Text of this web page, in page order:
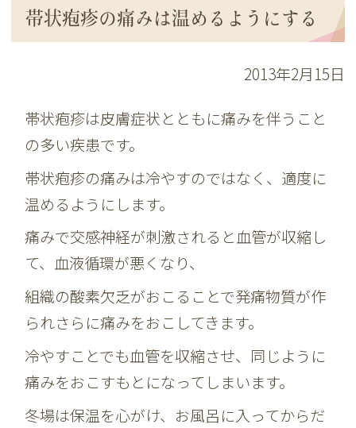
帯状疱疹の痛みは温めるようにする
2013年2月15日
帯状疱疹は皮膚症状とともに痛みを伴うこと
の多い疾患です。
帯状疱疹の痛みは冷やすのではなく、適度に
温めるようにします。
痛みで交感神経が刺激されると血管が収縮し
て、血液循環が悪くなり、
組織の酸素欠乏がおこることで発痛物質が作
られさらに痛みをおこしてきます。
冷やすことでも血管を収縮させ、同じように
痛みをおこすもとになってしまいます。
冬場は保温を心がけ、お風呂に入ってからだ